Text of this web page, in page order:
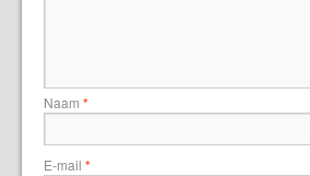
Naam *
E-mail *